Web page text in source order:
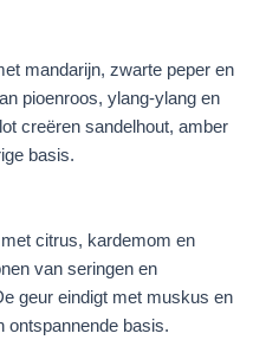
mandarijn, zwarte peper en
pioenroos, ylang-ylang en
creëren sandelhout, amber
basis.
citrus, kardemom en
van seringen en
geur eindigt met muskus en
ontspannende basis.